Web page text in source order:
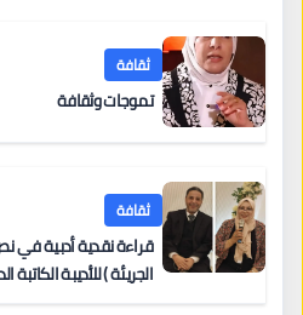
ثقافة
تموجات وثقافة
ثقافة
قراءة نقدية أدبية في
الجريئة ) للأديبة